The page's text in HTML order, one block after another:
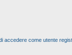
accedere come utente